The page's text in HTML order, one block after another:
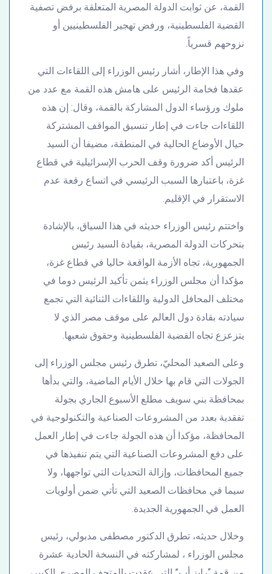
القمة، عن ثوابت الدولة المصرية المتعلقة برفض تصفية
القضية الفلسطينية، ورفض تهجير الفلسطينيين أو
نزوحهم قسرياً.
وفي هذا الإطار، أشار رئيس الوزراء إلى اللقاءات التي
عقدها فخامة الرئيس على هامش هذه القمة مع عدد من
ملوك ورؤساء الدول المشاركة بالقمة، وقال: إن هذه
اللقاءات جاءت في إطار تنسيق المواقف المشتركة
حيال الأوضاع الحالية في المنطقة، مضيفا أن السيد
الرئيس أكد ضرورة وقف الحرب الإسرائيلية في قطاع
غزة، باعتبارها السبب الرئيسي في اتساع رقعة عدم
الاستقرار في الإقليم.
واختتم رئيس الوزراء حديثه في هذا السياق، بالإشادة
بتحركات الدولة المصرية، بقيادة السيد رئيس
الجمهورية، تجاه الأزمة الواقعة حاليا في قطاع غزة،
مؤكدا أن مجلس الوزراء يثمن تأكيد الرئيس دوما في
مختلف المحافل الدولية واللقاءات الثنائية التي تجمع
سيادته بقادة دول العالم على موقف مصر الذي لا
يتزعزع تجاه القضية الفلسطينية وحقوق شعبها.
وعلى الصعيد المحليّ، تطرق رئيس مجلس الوزراء إلى
الجولات التي قام بها خلال الأيام الماضية، والتي بدأها
بمحافظة بني سويف مطلع الأسبوع الجاري بجولة
تفقدية بعدد من المشروعات الصناعية والتكنولوجية في
المحافظة، مؤكدا أن هذه الجولة جاءت في إطار العمل
على دفع المشروعات الصناعية التي يتم تنفيذها في
جميع المحافظات، وإزالة التحديات التي تواجهها، ولا
سيما في محافظات الصعيد التي تأتي ضمن أولويات
العمل في الجمهورية الجديدة.
وخلال حديثه، تطرق الدكتور مصطفى مدبولي، رئيس
مجلس الوزراء ، لمشاركته في النسخة الحادية عشرة